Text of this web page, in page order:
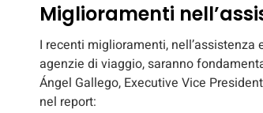
Miglioramenti
I recenti miglioramenti,
agenzie di viaggio, saranno
Ángel Gallego, Executive Vice
nel report: